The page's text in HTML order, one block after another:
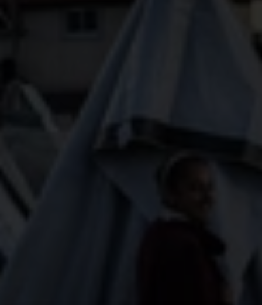
Plan International is diep bezorgd over het
staakt-het-vuren-akkoord en over berichten
over een Israëlische militaire drone-aanval in